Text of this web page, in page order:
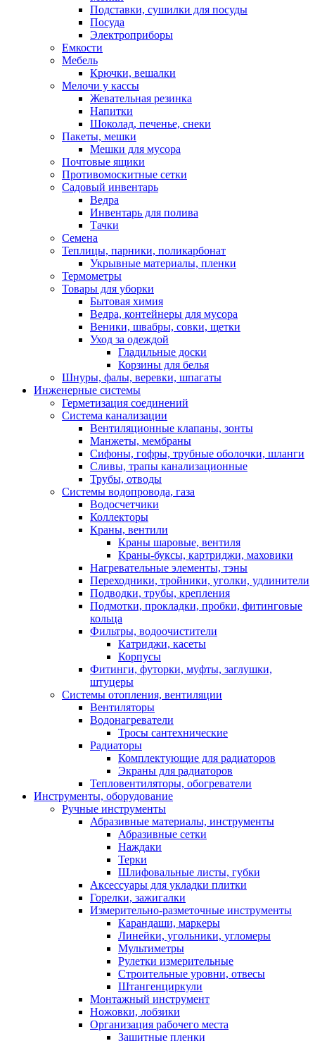
Подставки, сушилки для посуды
Посуда
Электроприборы
Емкости
Мебель
Крючки, вешалки
Мелочи у кассы
Жевательная резинка
Напитки
Шоколад, печенье, снеки
Пакеты, мешки
Мешки для мусора
Почтовые ящики
Противомоскитные сетки
Садовый инвентарь
Ведра
Инвентарь для полива
Тачки
Семена
Теплицы, парники, поликарбонат
Укрывные материалы, пленки
Термометры
Товары для уборки
Бытовая химия
Ведра, контейнеры для мусора
Веники, швабры, совки, щетки
Уход за одеждой
Гладильные доски
Корзины для белья
Шнуры, фалы, веревки, шпагаты
Инженерные системы
Герметизация соединений
Система канализации
Вентиляционные клапаны, зонты
Манжеты, мембраны
Сифоны, гофры, трубные оболочки, шланги
Сливы, трапы канализационные
Трубы, отводы
Системы водопровода, газа
Водосчетчики
Коллекторы
Краны, вентили
Краны шаровые, вентиля
Краны-буксы, картриджи, маховики
Нагревательные элементы, тэны
Переходники, тройники, уголки, удлинители
Подводки, трубы, крепления
Подмотки, прокладки, пробки, фитинговые
кольца
Фильтры, водоочистители
Катриджи, касеты
Корпусы
Фитинги, футорки, муфты, заглушки,
штуцеры
Системы отопления, вентиляции
Вентиляторы
Водонагреватели
Тросы сантехнические
Радиаторы
Комплектующие для радиаторов
Экраны для радиаторов
Тепловентиляторы, обогреватели
Инструменты, оборудование
Ручные инструменты
Абразивные материалы, инструменты
Абразивные сетки
Наждаки
Терки
Шлифовальные листы, губки
Аксессуары для укладки плитки
Горелки, зажигалки
Измерительно-разметочные инструменты
Карандаши, маркеры
Линейки, угольники, угломеры
Мультиметры
Рулетки измерительные
Строительные уровни, отвесы
Штангенциркули
Монтажный инструмент
Ножовки, лобзики
Организация рабочего места
Защитные пленки